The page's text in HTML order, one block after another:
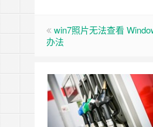
win7照片无法查看
办法